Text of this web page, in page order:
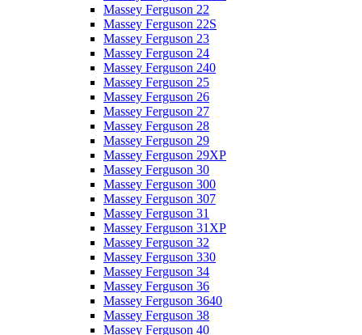
Massey Ferguson 22
Massey Ferguson 22S
Massey Ferguson 23
Massey Ferguson 24
Massey Ferguson 240
Massey Ferguson 25
Massey Ferguson 26
Massey Ferguson 27
Massey Ferguson 28
Massey Ferguson 29
Massey Ferguson 29XP
Massey Ferguson 30
Massey Ferguson 300
Massey Ferguson 307
Massey Ferguson 31
Massey Ferguson 31XP
Massey Ferguson 32
Massey Ferguson 330
Massey Ferguson 34
Massey Ferguson 36
Massey Ferguson 3640
Massey Ferguson 38
Massey Ferguson 40